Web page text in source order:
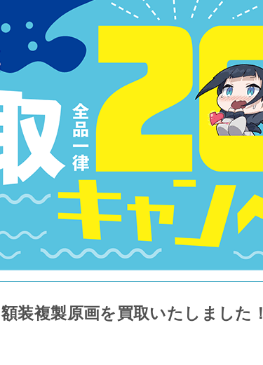
装複製原画を買取いたしました！